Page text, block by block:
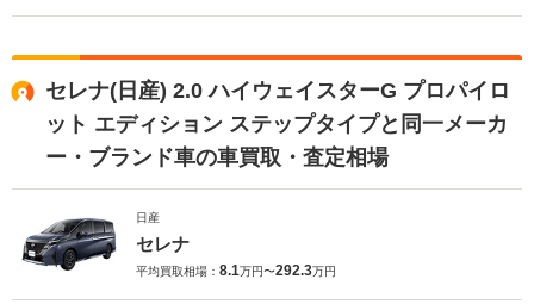
セレナ(日産) 2.0 ハイウェイスターG プロパイロ
ット エディション ステップタイプと同一メーカ
ー・ブランド車の車買取・査定相場
日産
セレナ
平均買取相場： 8.1万円〜292.3万円